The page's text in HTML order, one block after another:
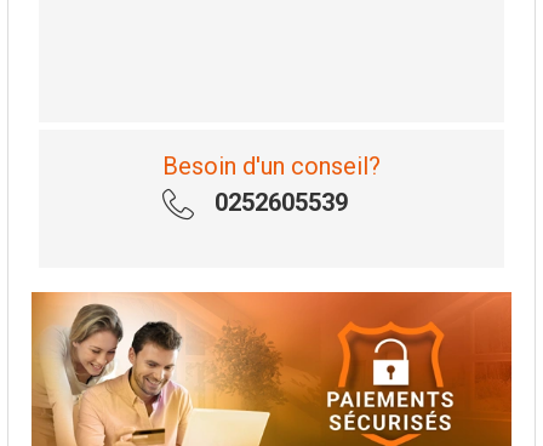
Besoin d'un conseil?
0252605539